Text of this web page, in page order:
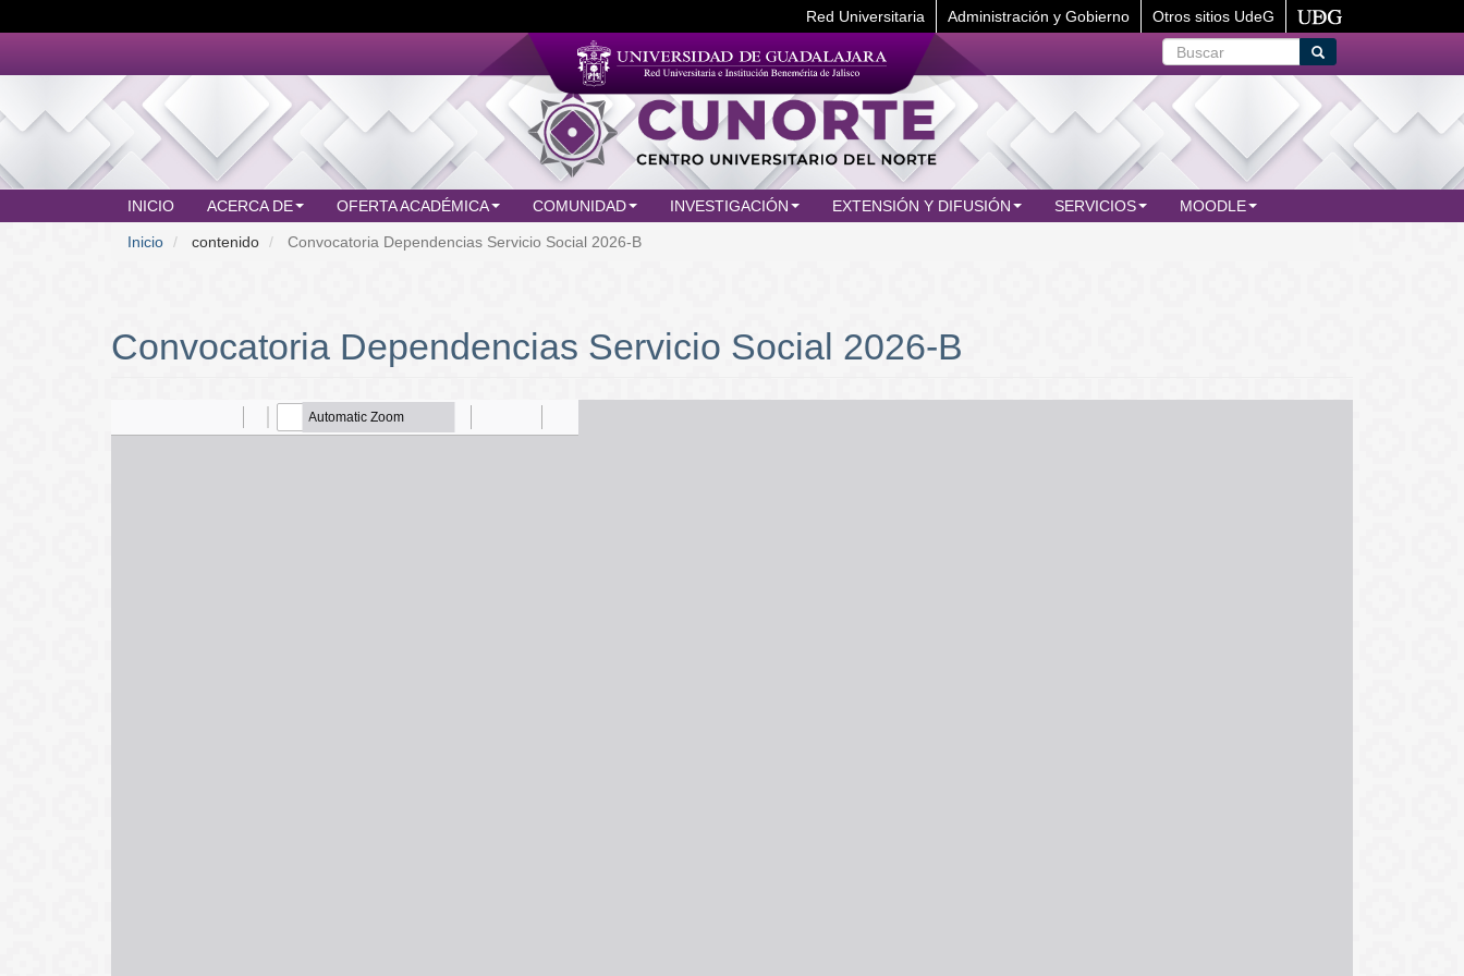
al
principal
Red Universitaria Administración y Gobierno
Otros sitios UdeG
Buscar
Buscar
MAIN
MENU
INICIO ACERCA DE OFERTA ACADÉMICA COMUNIDAD INVESTIGACIÓN EXTENSIÓN Y DIFUSIÓN SERVICIOS MOODLE
Inicio contenido Convocatoria Dependencias Servicio Social 2026-B
Convocatoria Dependencias Servicio Social 2026-B